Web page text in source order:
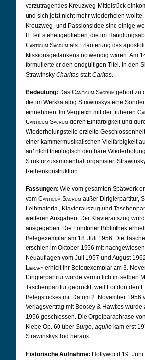
vorzutragendes Kreuzweg-Mittelstück
und sich jetzt nicht mehr wiederholen wollte.
Kreuzweg- und Passionsidee sind einige
II. Teil stehengeblieben, die im
Canticum Sacrum als Erläuterung des
Missionsgedankens notwendig waren. Am
formulierte er den endgültigen Titel. In den
Strawinsky Charitas stattCaritas.
Bedeutung: Das Canticum Sacrum gehört zu
die im Werkkatalog Strawinskys eine
einnehmen. Im Vergleich mit der früheren
Canticum Sacrum deren Einfarbigkeit und
Wiederholungsteile erzielte
einer kammermusikalischen Vielfarbigkeit
auf nicht theologisch deutbare
Strukturzusammenhalt organisiert
Reihenkonstruktion.
Fassungen: Wie vom gesamten Spätwerk
vom Canticum Sacrum außer Dirigierpartitur,
Leihmaterial, Klavierauszug und
weiteren Ausgaben. Der Klavierauszug
ausgegeben. Die Londoner Bibliothek
Belegexemplar am 18. Juli 1956. Die
erschien im Oktober 1956 mit
Neuauflagen vom Juli 1957 und August
Library erhielt ihr Belegexemplar am 3.
Dirigierpartitur wurde vermutlich im selben
Taschenpartitur gedruckt, weil London den
Belegstückes mit Datum 2. November 1956
Verlagsvertrag mit Boosey & Hawkes wurde
1956 geschlossen. Die Orgelparaphrase
Klebe Op. 60 über Surge, aquilo kam erst
Strawinskys Tod heraus.
Historische Aufnahme: Hollywood 19. Juni